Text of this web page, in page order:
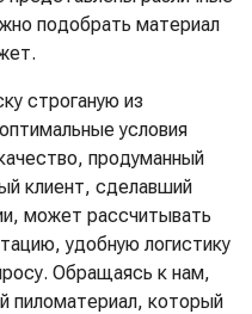
подобрать материал
строганую из
условия
продуманный
клиент, сделавший
может рассчитывать
удобную логистику
Обращаясь к нам,
пиломатериал, который